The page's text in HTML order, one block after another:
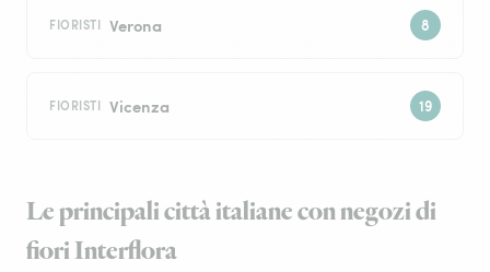
FIORISTI Verona
FIORISTI Vicenza
Le principali città italiane con negozi di
fiori Interflora